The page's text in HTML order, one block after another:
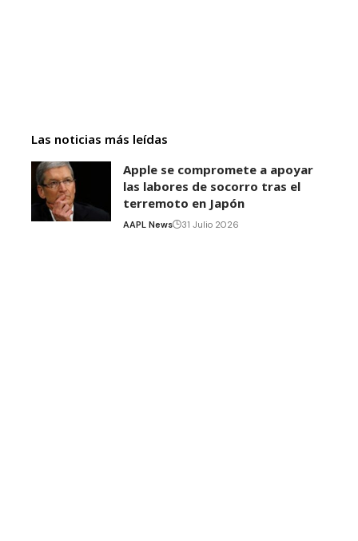
Las noticias más leídas
Apple se compromete a apoyar
las labores de socorro tras el
terremoto en Japón
AAPL News 31 Julio 2026